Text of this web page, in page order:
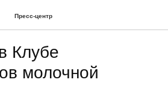
Пресс-центр
Клубе
молочной